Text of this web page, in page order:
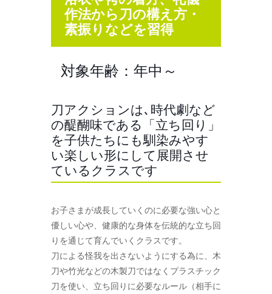
作法から刀の構え方・
素振りなどを習得
対象年齢：年中～
刀アクションは､時代劇など
の醍醐味である「立ち回り」
を子供たちにも馴染みやす
い楽しい形にして展開させ
ているクラスです
お子さまが成長していくのに必要な強い心と
優しい心や、健康的な身体を伝統的な立ち回
りを通じて育んでいくクラスです。
刀による怪我を出さないようにする為に、木
刀や竹光などの木製刀ではなくプラスチック
刀を使い、立ち回りに必要なルール（相手に